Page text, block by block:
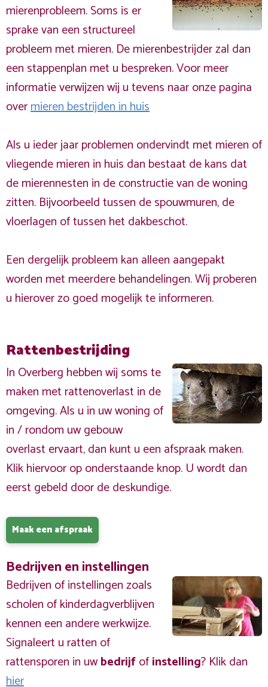
mierenprobleem. Soms is er
sprake van een structureel
probleem met mieren. De mierenbestrijder zal dan
een stappenplan met u bespreken. Voor meer
informatie verwijzen wij u tevens naar onze pagina
overmieren bestrijden in huis
Als u ieder jaar problemen ondervindt met mieren of
vliegende mieren in huis dan bestaat de kans dat
de mierennesten in de constructie van de woning
zitten. Bijvoorbeeld tussen de spouwmuren, de
vloerlagen of tussen het dakbeschot.
Een dergelijk probleem kan alleen aangepakt
worden met meerdere behandelingen. Wij proberen
u hierover zo goed mogelijk te informeren.
Rattenbestrijding
In Overberg hebben wij soms te
maken met rattenoverlast in de
omgeving. Als u in uw woning of
in / rondom uw gebouw
overlast ervaart, dan kunt u een afspraak maken.
Klik hiervoor op onderstaande knop. U wordt dan
eerst gebeld door de deskundige.
Maak een afspraak
Bedrijven en instellingen
Bedrijven of instellingen zoals
scholen of kinderdagverblijven
kennen een andere werkwijze.
Signaleert u ratten of
rattensporen in uwbedrijfofinstelling? Klik dan
hier